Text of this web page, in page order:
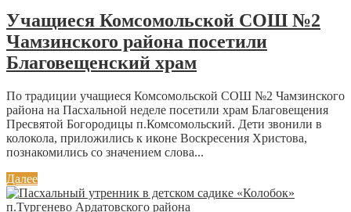
Учащиеся Комсомольской СОШ №2
Чамзинского района посетили
Благовещенский храм
По традиции учащиеся Комсомольской СОШ №2 Чамзинского
района на Пасхальной неделе посетили храм Благовещения
Пресвятой Богородицы п.Комсомольский. Дети звонили в
колокола, приложились к иконе Воскресения Христова,
познакомились со значением слова...
Далее